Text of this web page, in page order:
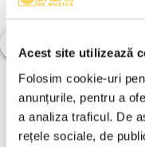
Acest site utilizează
Folosim cookie-uri
anunțurile, pentru a
a analiza traficul. De
rețele sociale, de